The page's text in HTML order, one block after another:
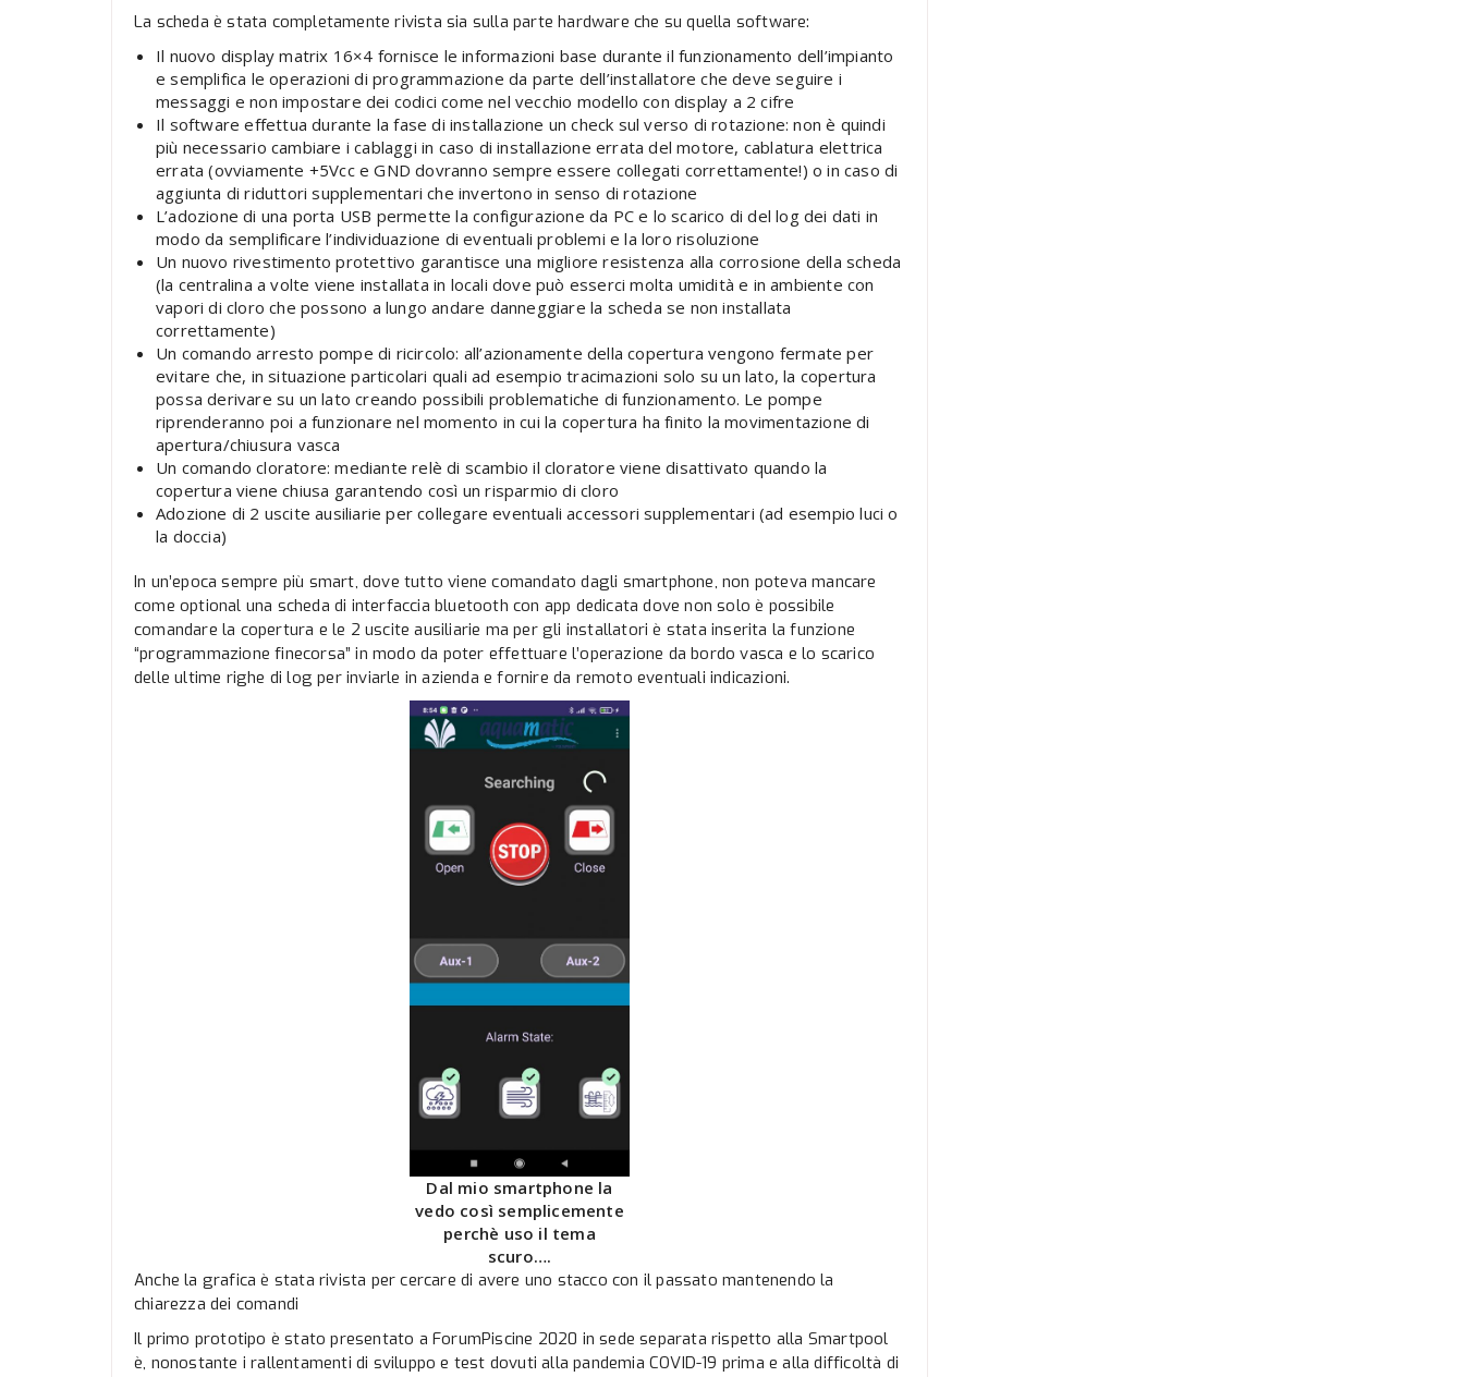
La scheda è stata completamente rivista sia sulla parte hardware che su quella software:
Il nuovo display matrix 16×4 fornisce le informazioni base durante il funzionamento dell’impianto
e semplifica le operazioni di programmazione da parte dell’installatore che deve seguire i
messaggi e non impostare dei codici come nel vecchio modello con display a 2 cifre
Il software effettua durante la fase di installazione un check sul verso di rotazione: non è quindi
più necessario cambiare i cablaggi in caso di installazione errata del motore, cablatura elettrica
errata (ovviamente +5Vcc e GND dovranno sempre essere collegati correttamente!) o in caso di
aggiunta di riduttori supplementari che invertono in senso di rotazione
L’adozione di una porta USB permette la configurazione da PC e lo scarico di del log dei dati in
modo da semplificare l’individuazione di eventuali problemi e la loro risoluzione
Un nuovo rivestimento protettivo garantisce una migliore resistenza alla corrosione della scheda
(la centralina a volte viene installata in locali dove può esserci molta umidità e in ambiente con
vapori di cloro che possono a lungo andare danneggiare la scheda se non installata
correttamente)
Un comando arresto pompe di ricircolo: all’azionamente della copertura vengono fermate per
evitare che, in situazione particolari quali ad esempio tracimazioni solo su un lato, la copertura
possa derivare su un lato creando possibili problematiche di funzionamento. Le pompe
riprenderanno poi a funzionare nel momento in cui la copertura ha finito la movimentazione di
apertura/chiusura vasca
Un comando cloratore: mediante relè di scambio il cloratore viene disattivato quando la
copertura viene chiusa garantendo così un risparmio di cloro
Adozione di 2 uscite ausiliarie per collegare eventuali accessori supplementari (ad esempio luci o
la doccia)
In un’epoca sempre più smart, dove tutto viene comandato dagli smartphone, non poteva mancare
come optional una scheda di interfaccia bluetooth con app dedicata dove non solo è possibile
comandare la copertura e le 2 uscite ausiliarie ma per gli installatori è stata inserita la funzione
“programmazione finecorsa” in modo da poter effettuare l’operazione da bordo vasca e lo scarico
delle ultime righe di log per inviarle in azienda e fornire da remoto eventuali indicazioni.
Dal mio smartphone la
vedo così semplicemente
perchè uso il tema
scuro….
Anche la grafica è stata rivista per cercare di avere uno stacco con il passato mantenendo la
chiarezza dei comandi
Il primo prototipo è stato presentato a ForumPiscine 2020 in sede separata rispetto alla Smartpool
è, nonostante i rallentamenti di sviluppo e test dovuti alla pandemia COVID-19 prima e alla difficoltà di